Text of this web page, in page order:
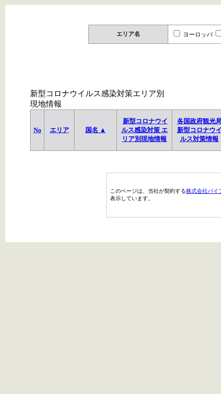
エリア名 ヨーロッパ
新型コロナウイルス感染対策エリア別
現地情報
No エリア 国名 ▲
新型コロナウイ
ルス感染対策 エ
リア別現地情報
各国政府観光
新型コロナウ
ルス対策情報
このページは、当社が契約する株式会社パイ
表示しています。